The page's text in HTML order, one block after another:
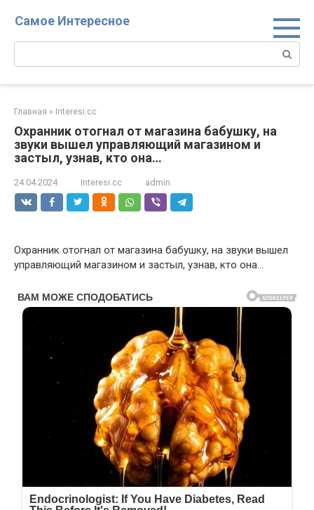
Самое Интересное
Поиск:
Главная » Interesi.cc
Охранник отогнал от магазина бабушку, на
звуки вышел управляющий магазином и
застыл, узнав, кто она…
24.04.2024 Interesi.cc admin
Охранник отогнал от магазина бабушку, на звуки вышел
управляющий магазином и застыл, узнав, кто она…